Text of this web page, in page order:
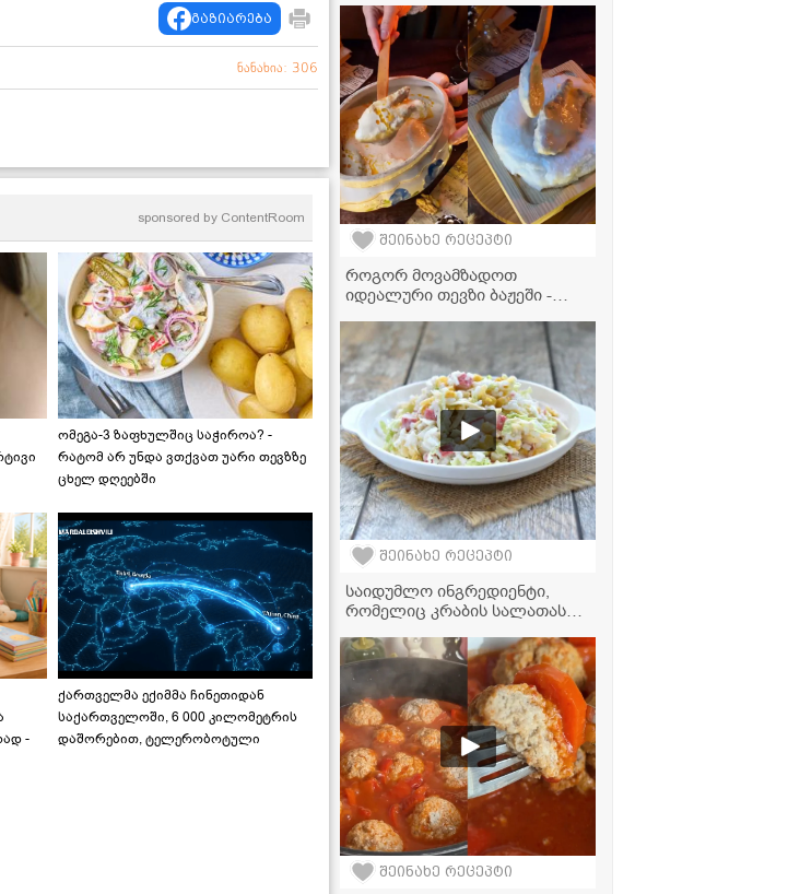
გაზიარება
ნანახია: 306
sponsored by ContentRoom
ომეგა-3 ზაფხულშიც საჭიროა? -
რატომ არ უნდა ვთქვათ უარი თევზზე
ცხელ დღეებში
-
ქართველმა ექიმმა ჩინეთიდან
საქართველოში, 6 000 კილომეტრის
დაშორებით, ტელერობოტული
წევრს პირველივე ლუკმაზე
შეაყვარებს თავს!
შეინახე რეცეპტი
როგორ მოვამზადოთ
იდეალური თევზი ბაჟეში -
შეინახე რეცეპტი
საიდუმლო ინგრედიენტი,
რომელიც კრაბის სალათას
ასე გემრიელად
მომზადებული, ჯერ
გასინჯული არ გექნებათ!
შეინახე რეცეპტი